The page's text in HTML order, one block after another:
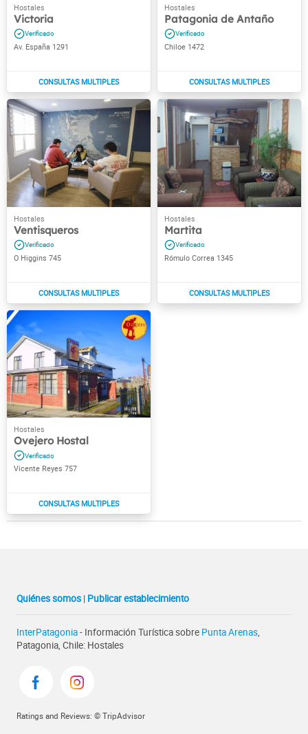
Victoria
Av. España 1291
Patagonia de Antaño
Chiloe 1472
Ventisqueros
O Higgins 745
Martita
Rómulo Correa 1345
Ovejero Hostal
Vicente Reyes 757
Quiénes somos | Publicar establecimiento
InterPatagonia- Información Turística sobre Punta Arenas
Patagonia, Chile: Hostales
Ratings and Reviews: © TripAdvisor